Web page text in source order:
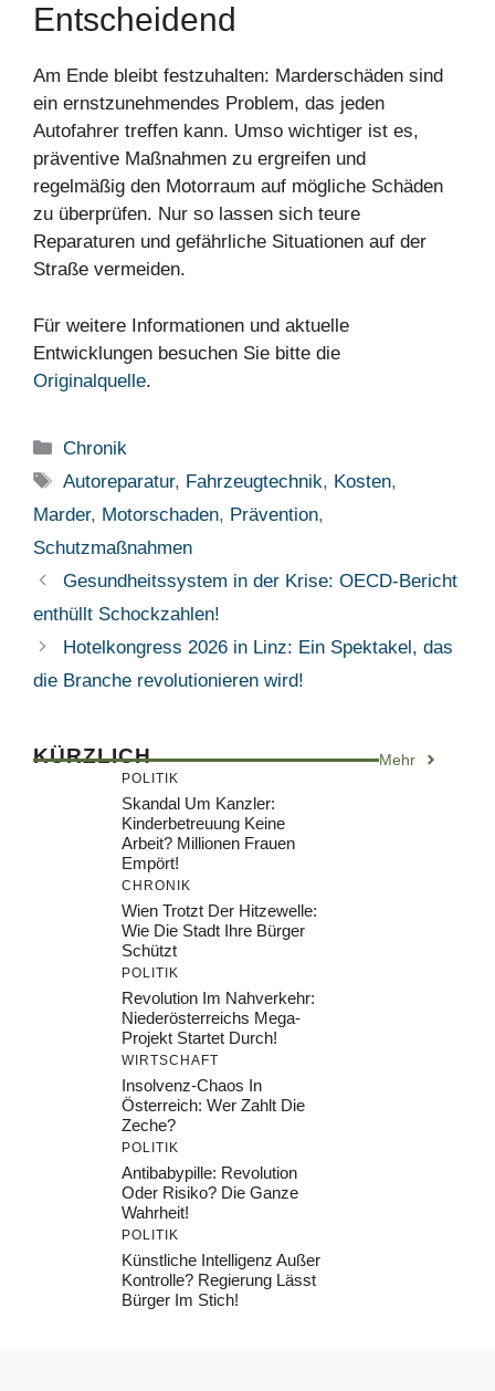
Entscheidend
Am Ende bleibt festzuhalten: Marderschäden sind
ein ernstzunehmendes Problem, das jeden
Autofahrer treffen kann. Umso wichtiger ist es,
präventive Maßnahmen zu ergreifen und
regelmäßig den Motorraum auf mögliche Schäden
zu überprüfen. Nur so lassen sich teure
Reparaturen und gefährliche Situationen auf der
Straße vermeiden.
Für weitere Informationen und aktuelle
Entwicklungen besuchen Sie bitte die
Originalquelle.
Kategorien
Chronik
Schlagwörter
Autoreparatur, Fahrzeugtechnik, Kosten,
Marder, Motorschaden, Prävention,
Schutzmaßnahmen
Gesundheitssystem in der Krise: OECD-Bericht
enthüllt Schockzahlen!
Hotelkongress 2026 in Linz: Ein Spektakel, das
die Branche revolutionieren wird!
KÜRZLICH Mehr
POLITIK
Skandal Um Kanzler:
Kinderbetreuung Keine
Arbeit? Millionen Frauen
Empört!
CHRONIK
Wien Trotzt Der Hitzewelle:
Wie Die Stadt Ihre Bürger
Schützt
POLITIK
Revolution Im Nahverkehr:
Niederösterreichs Mega-
Projekt Startet Durch!
WIRTSCHAFT
Insolvenz-Chaos In
Österreich: Wer Zahlt Die
Zeche?
POLITIK
Antibabypille: Revolution
Oder Risiko? Die Ganze
Wahrheit!
POLITIK
Künstliche Intelligenz Außer
Kontrolle? Regierung Lässt
Bürger Im Stich!